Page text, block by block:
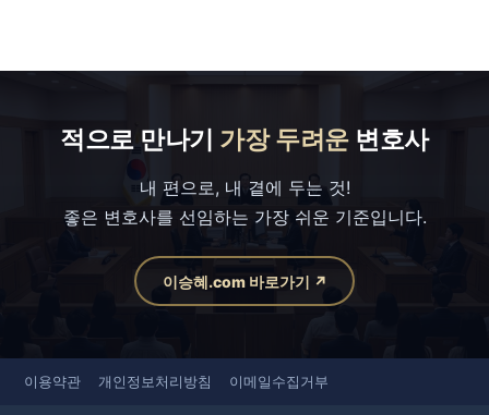
적으로 만나기 가장 두려운변호사
내 편으로, 내 곁에 두는 것!
좋은 변호사를 선임하는 가장 쉬운 기준입니다.
이승혜.com 바로가기 ↗
이용약관 개인정보처리방침 이메일수집거부